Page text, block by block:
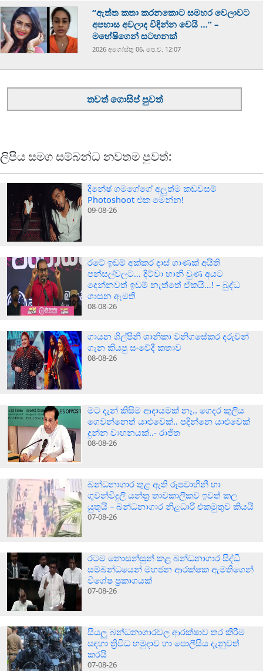
“ඇත්ත කතා කරනකොට සමහර වෙලාවට
අපහාස අවලාද විඳින්න වෙයි …” –
මහේෂිගෙන් සටහනක්
2026 අගෝස්‍තු 06, පෙ.ව. 12:07
තවත් ගොසිප් පුවත්
ලිපිය සමග සම්බන්ධ නවතම පුවත්:
දිනේෂ් ගමගේගේ අලුත්ම කඩවසම්
Photoshoot එක මෙන්න!
09-08-26
රටේ ඉඩම් අක්කර දාස් ගාණක් අයිති
පන්සල්වලට… දිට්වා හානි වුණ අයට
දෙන්නවත් ඉඩම් නැත්තේ ඒකයි…! – බුද්ධ
ශාසන ඇමති
08-08-26
ගායන ශිල්පිනී ශානිකා වනිගසේකර දරුවන්
ගැන කියපු සංවේදී කතාව
08-08-26
මට දැන් කිසිම ආදායමක් නෑ.. ගෙදර කුලිය
ගෙවන්නෙත් යාළුවෙක්.. පදින්නෙ යාළුවෙක්
දුන්න වාහනයක්..- රාජිත
08-08-26
බන්ධනාගාර තුළ ඇති රූපවාහිනී හා
ගුවන්විදුලි යන්ත්‍ර තාවකාලිකව ඉවත් කල
යුතුයි – බන්ධනාගාර නිළධාරි එකමුතුව කියයි
07-08-26
රටම නොසන්සුන් කළ බන්ධනාගාර සිද්ධි
සම්බන්ධයෙන් මහජන ආරක්ෂක ඇමතිගෙන්
විශේෂ ප්‍රකාශයක්
07-08-26
සියලු බන්ධනාගාරවල ආරක්ෂාව තර කිරීම
සඳහා ත්‍රිවිධ හමුදාව හා පොලීසිය දැනුවත්
කරයි
07-08-26